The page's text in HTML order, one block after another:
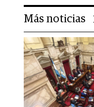
Más noticias